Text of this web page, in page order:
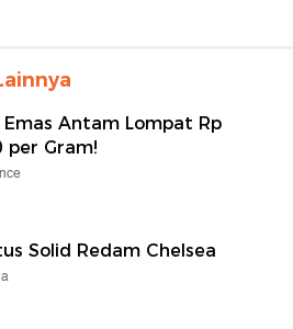
Emas Antam Lompat Rp
per Gram!
Solid Redam Chelsea